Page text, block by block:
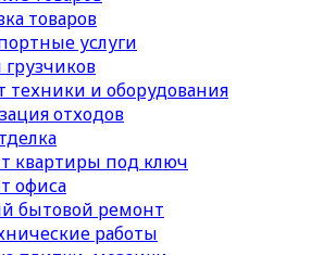
товаров
услуги
грузчиков
техники и оборудования
отходов
квартиры под ключ
офиса
бытовой ремонт
работы